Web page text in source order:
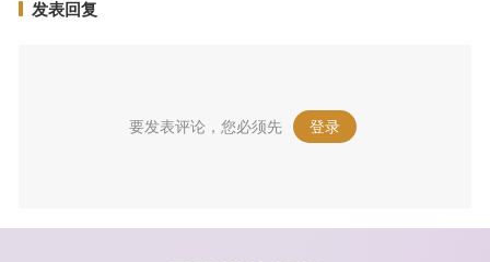
发表回复
要发表评论，您必须先 登录 。